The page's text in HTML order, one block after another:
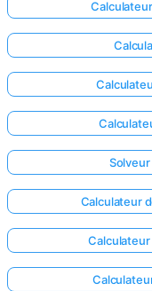
Calculateur